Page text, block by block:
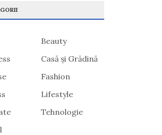
Beauty
Casă și Grădină
Fashion
Lifestyle
Tehnologie